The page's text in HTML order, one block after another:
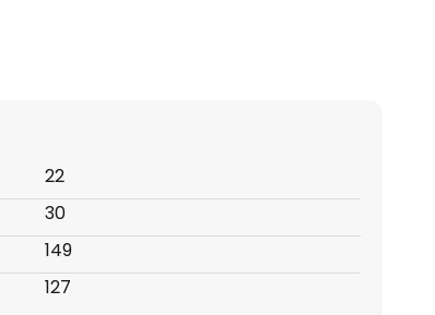
22
30
149
127